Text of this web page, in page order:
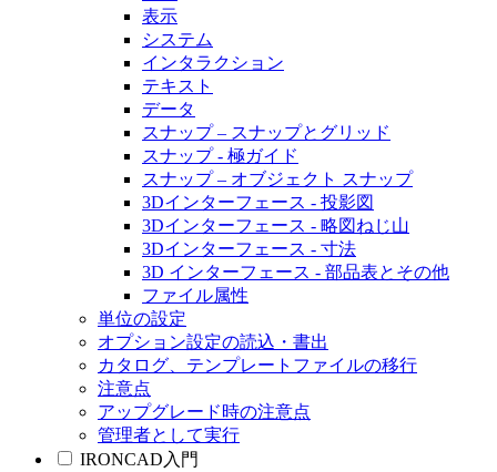
表示
システム
インタラクション
テキスト
データ
スナップ – スナップとグリッド
スナップ - 極ガイド
スナップ – オブジェクト スナップ
3Dインターフェース - 投影図
3Dインターフェース - 略図ねじ山
3Dインターフェース - 寸法
3D インターフェース - 部品表とその他
ファイル属性
単位の設定
オプション設定の読込・書出
カタログ、テンプレートファイルの移行
注意点
アップグレード時の注意点
管理者として実行
IRONCAD入門